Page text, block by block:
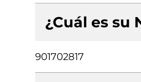
¿Cuál es su
901702817